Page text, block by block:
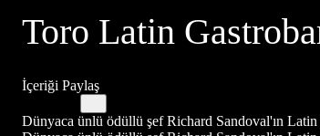
Toro Latin
İçeriği Paylaş
Dünyaca ünlü ödüllü şef Richard Sandoval'ın